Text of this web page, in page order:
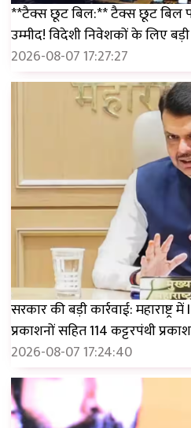
**टैक्स छूट बिल:** टैक्स छूट बिल
उम्मीद! विदेशी निवेशकों के लिए
2026-08-07 17:27:27
सरकार की बड़ी कार्रवाई:
प्रकाशनों सहित 114 कट्टरपंथी
2026-08-07 17:24:40